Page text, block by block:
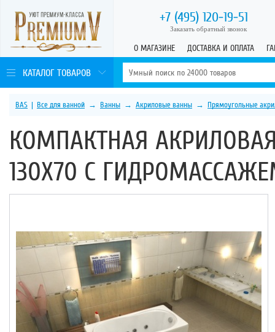
+7 (495) 120-19-51
Заказать обратный звонок
О МАГАЗИНЕ ДОСТАВКА И ОПЛАТА
КАТАЛОГ ТОВАРОВ
BAS | Все для ванной → Ванны → Акриловые ванны → Прямоугольные
КОМПАКТНАЯ
130Х70 С